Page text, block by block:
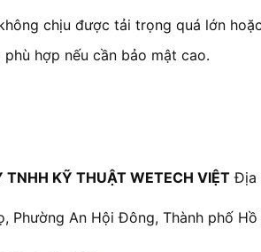
chịu được tải trọng quá lớn
hợp nếu cần bảo mật cao.
TNHH KỸ THUẬT WETECH VIỆTĐịa
Phường An Hội Đông, Thành phố Hồ